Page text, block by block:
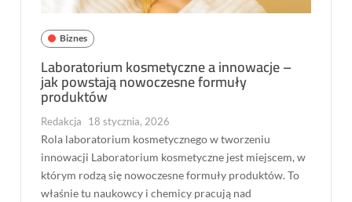
Biznes
Laboratorium kosmetyczne a innowacje –
jak powstają nowoczesne formuły
produktów
Redakcja 18 stycznia, 2026
Rola laboratorium kosmetycznego w tworzeniu
innowacji Laboratorium kosmetyczne jest miejscem, w
którym rodzą się nowoczesne formuły produktów. To
właśnie tu naukowcy i chemicy pracują nad